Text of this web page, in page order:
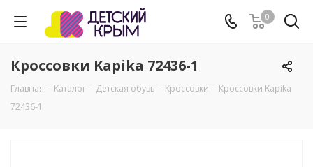
0
Кроссовки Kapika 72436-1
Главная - Каталог - Детская обувь - Кроссовки - Кроссовки Kapika
72436-1